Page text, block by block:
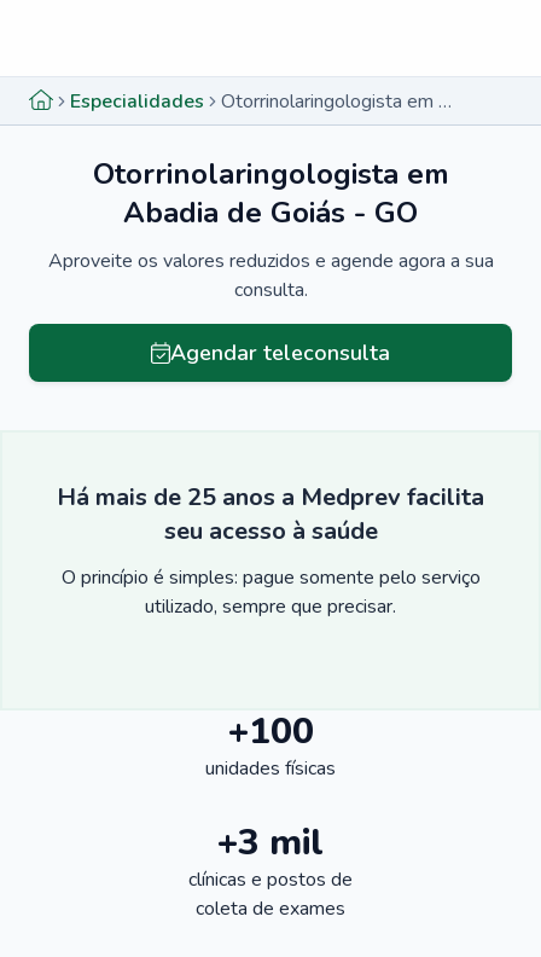
Especialidades Otorrinolaringologista em Abadia de Goiás - GO
Otorrinolaringologista em
Abadia de Goiás - GO
Aproveite os valores reduzidos e agende agora a sua
consulta.
Agendar teleconsulta
Há mais de 25 anos a Medprev facilita
seu acesso à saúde
O princípio é simples: pague somente pelo serviço
utilizado, sempre que precisar.
+100
unidades físicas
+3 mil
clínicas e postos de
coleta de exames